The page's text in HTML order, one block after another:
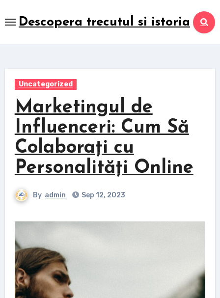
to
Descopera trecutul si istoria
Uncategorized
Marketingul de
Influenceri: Cum Să
Colaborați cu
Personalități Online
By admin Sep 12, 2023